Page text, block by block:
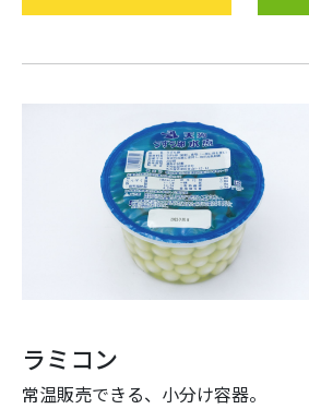
ラミコン
常温販売できる、小分け容器。